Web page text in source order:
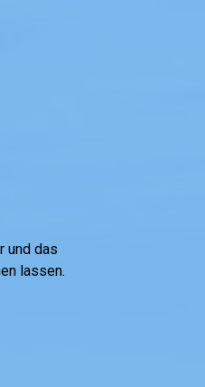
und das
lassen.